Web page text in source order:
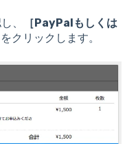
、
［PayPalもしくは
をクリックします。